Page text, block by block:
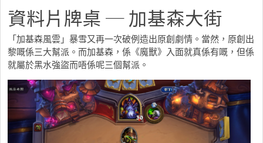
資料片牌桌 ─ 加基森大街
「加基森風雲」暴雪又再一次破例造出原創劇情。當然，原創出
黎嘅係三大幫派。而加基森，係《魔獸》入面就真係有嘅，但係
就屬於黑水強盜而唔係呢三個幫派。